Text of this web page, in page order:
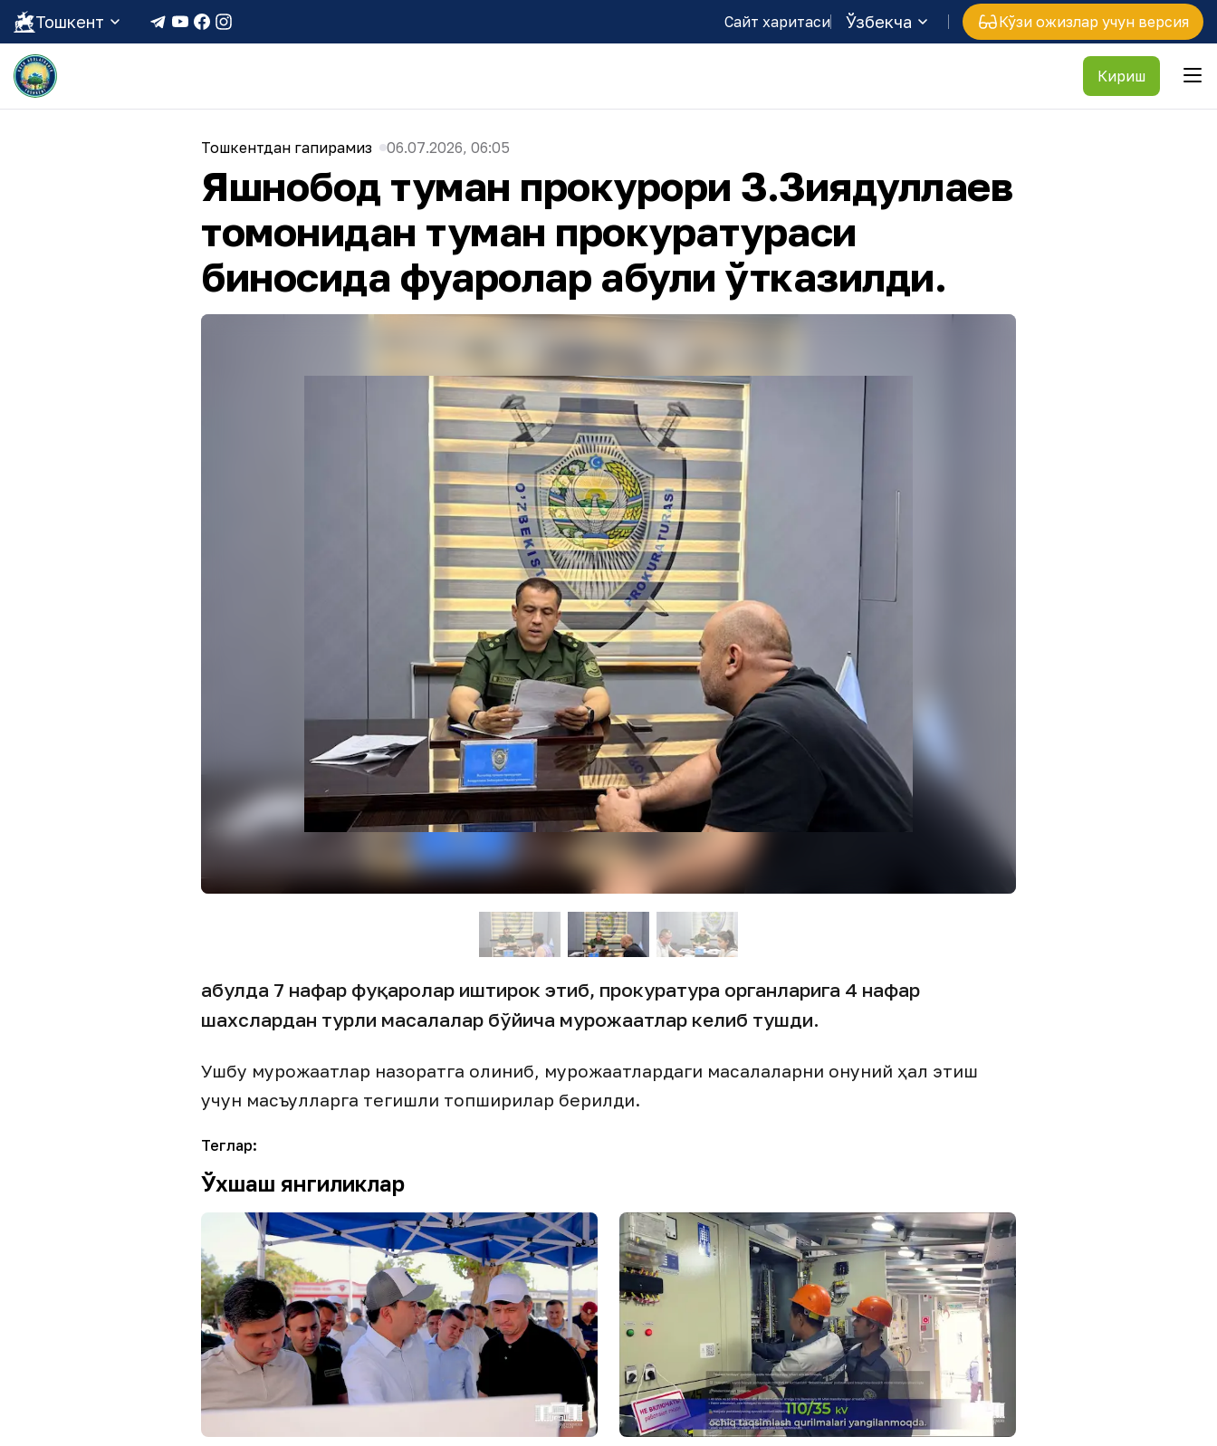
Тошкент Сайт харитаси Ўзбекча Кўзи ожизлар учун версия
Кириш
Тошкентдан гапирамиз 06.07.2026, 06:05
Яшнобод туман прокурори З.Зиядуллаев
томонидан туман прокуратураси
биносида фуқаролар қабули ўтказилди.
Қабулда 7 нафар фуқаролар иштирок этиб, прокуратура органларига 4 нафар
шахслардан турли масалалар бўйича мурожаатлар келиб тушди.
Ушбу мурожаатлар назоратга олиниб, мурожаатлардаги масалаларни қонуний ҳал этиш
учун масъулларга тегишли топшириқлар берилди.
Теглар:
Ўхшаш янгиликлар